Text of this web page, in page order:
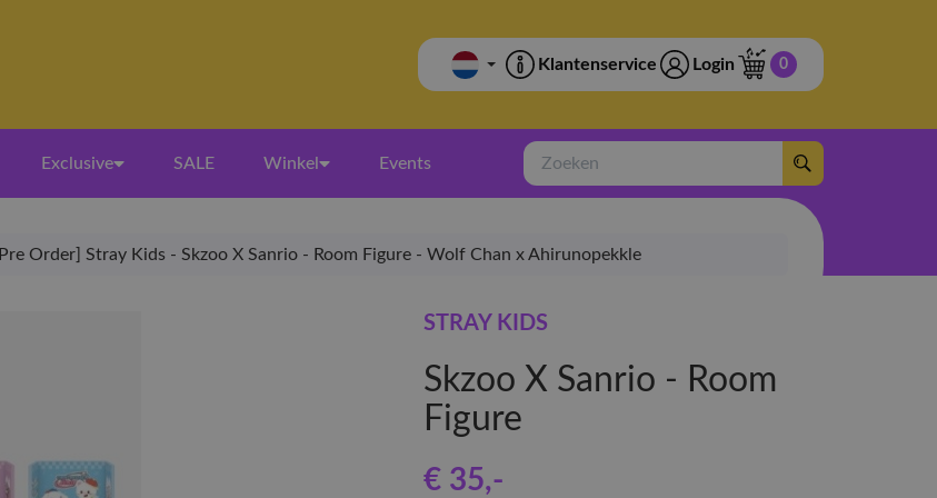
Klantenservice Login 0
Exclusive SALE Winkel Events
Zoeken
[Pre Order] Stray Kids - Skzoo X Sanrio - Room Figure - Wolf Chan x Ahirunopekkle
STRAY KIDS
Skzoo X Sanrio - Room
Figure
€ 35,-